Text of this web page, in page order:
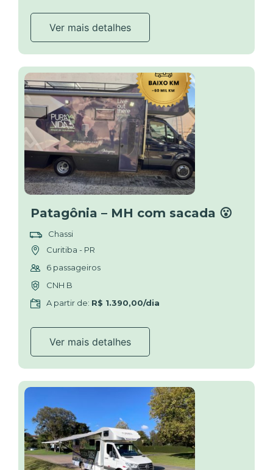
Ver mais detalhes
Patagônia – MH com sacada 😮
Chassi
Curitiba - PR
6 passageiros
CNH B
A partir de: R$ 1.390,00/dia
Ver mais detalhes